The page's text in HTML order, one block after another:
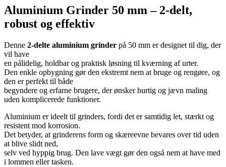
Aluminium Grinder 50 mm – 2-delt,
robust og effektiv
Denne 2-delte aluminium grinder på 50 mm er designet til dig, der
vil have
en pålidelig, holdbar og praktisk løsning til kværning af urter.
Den enkle opbygning gør den ekstremt nem at bruge og rengøre, og
den er perfekt til både
begyndere og erfarne brugere, der ønsker hurtig og jævn maling
uden komplicerede funktioner.
Aluminium er ideelt til grinders, fordi det er samtidig let, stærkt og
resistent mod korrosion.
Det betyder, at grinderens form og skæreevne bevares over tid uden
at blive slidt ned,
selv ved hyppig brug. Den lave vægt gør den også nem at have med
i lommen eller tasken.